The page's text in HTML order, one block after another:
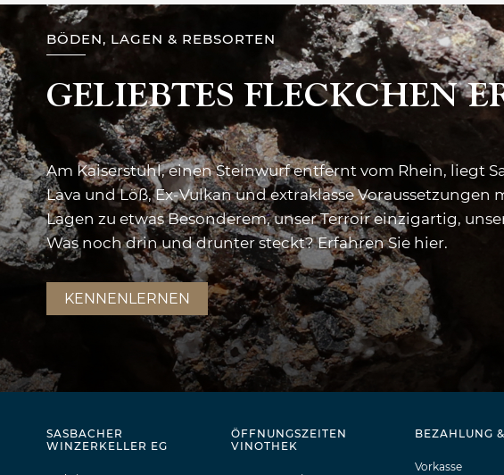
BÖDEN, LAGEN & REBSORTEN
GELIEBTES FLECKCHEN
Am Kaiserstuhl, einen Steinwurf entfernt vom Rhein, liegt
Lava und Löß, Ex-Vulkan und extraklasse Voraussetzungen
Lagen zu etwas Besonderem, unser Terroir einzigartig,
Was noch drin und drunter steckt? Erfahren Sie hier.
KENNENLERNEN
SASBACHER
WINZERKELLER EG
ÖFFNUNGSZEITEN
VINOTHEK
BEZAHLUNG
Vorkasse